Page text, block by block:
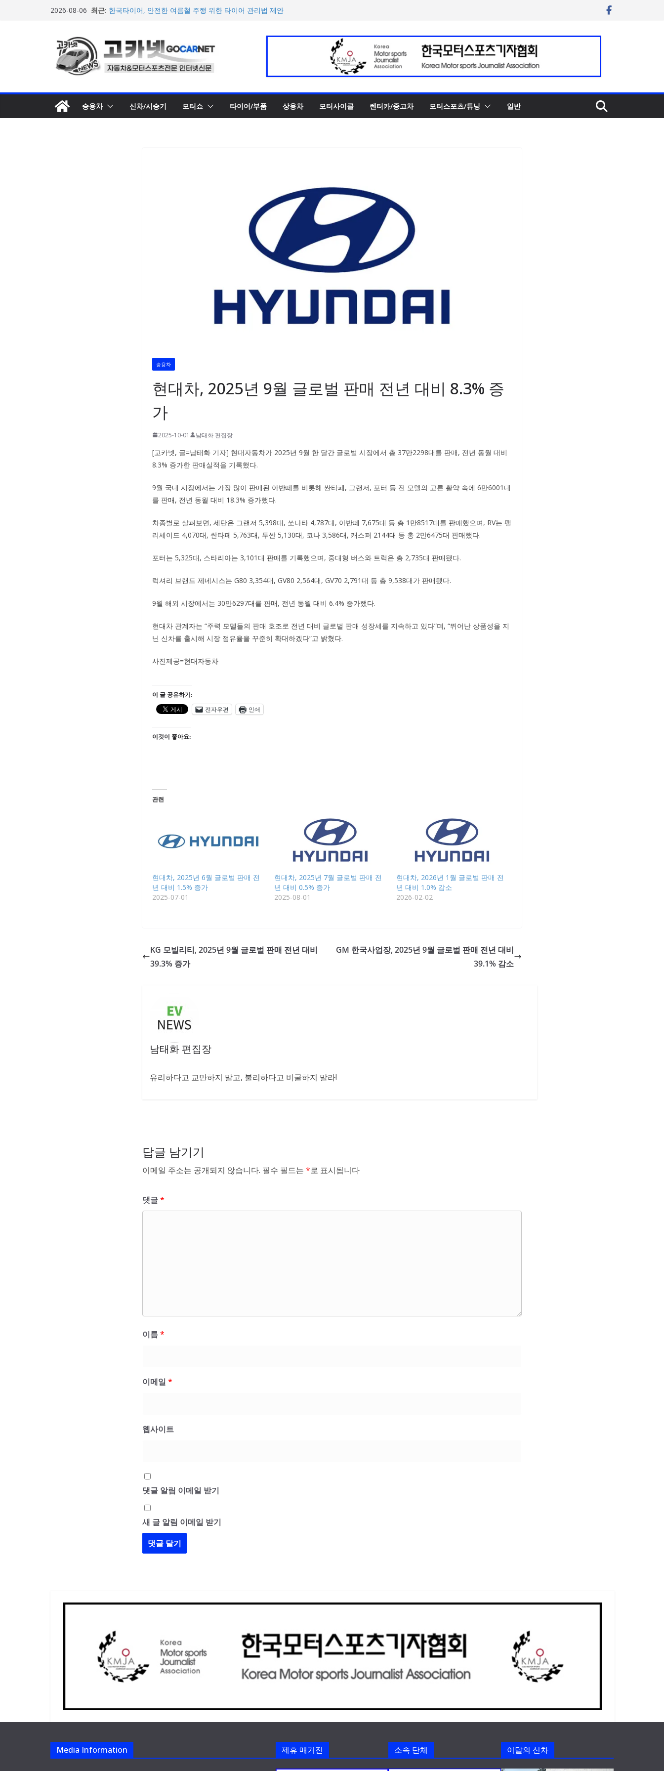
2026-08-06 최근: 한국타이어, 안전한 여름철 주행 위한 타이어 관리법 제안
혼다코리아, ‘제3회 마이 드림 모빌리티 어린이 그림 공모전’ 개최
및 공모작 접수
현대차, 8세대 완전변경 ‘디 올 뉴 아반떼’ 주요 사양 및 가격 공
개… 본격 계약 개시
2026년 7월 국내 수입 승용차 신규 등록 전년 대비 14.3% 증가
승용차 신차/시승기 모터쇼 타이어/부품 상용차 모터사이클 렌터카/중고차 모터스포츠/튜닝 일반
승용차
현대차, 2025년 9월 글로벌 판매 전년 대비 8.3% 증
가
2025-10-01 남태화 편집장
[고카넷, 글=남태화 기자] 현대자동차가 2025년 9월 한 달간 글로벌 시장에서 총 37만2298대를 판매, 전년 동월 대비
8.3% 증가한 판매실적을 기록했다.
9월 국내 시장에서는 가장 많이 판매된 아반떼를 비롯해 싼타페, 그랜저, 포터 등 전 모델의 고른 활약 속에 6만6001대
를 판매, 전년 동월 대비 18.3% 증가했다.
차종별로 살펴보면, 세단은 그랜저 5,398대, 쏘나타 4,787대, 아반떼 7,675대 등 총 1만8517대를 판매했으며, RV는 팰
리세이드 4,070대, 싼타페 5,763대, 투싼 5,130대, 코나 3,586대, 캐스퍼 2144대 등 총 2만6475대 판매했다.
포터는 5,325대, 스타리아는 3,101대 판매를 기록했으며, 중대형 버스와 트럭은 총 2,735대 판매됐다.
럭셔리 브랜드 제네시스는 G80 3,354대, GV80 2,564대, GV70 2,791대 등 총 9,538대가 판매됐다.
9월 해외 시장에서는 30만6297대를 판매, 전년 동월 대비 6.4% 증가했다.
현대차 관계자는 “주력 모델들의 판매 호조로 전년 대비 글로벌 판매 성장세를 지속하고 있다”며, “뛰어난 상품성을 지
닌 신차를 출시해 시장 점유율을 꾸준히 확대하겠다”고 밝혔다.
사진제공=현대자동차
이 글 공유하기:
전자우편
인쇄
이것이 좋아요:
관련
현대차, 2025년 6월 글로벌 판매 전
년 대비 1.5% 증가
2025-07-01
현대차, 2025년 7월 글로벌 판매 전
년 대비 0.5% 증가
2025-08-01
현대차, 2026년 1월 글로벌 판매 전
년 대비 1.0% 감소
2026-02-02
KG 모빌리티, 2025년 9월 글로벌 판매 전년 대비
39.3% 증가
GM 한국사업장, 2025년 9월 글로벌 판매 전년 대비
39.1% 감소
남태화 편집장
유리하다고 교만하지 말고, 불리하다고 비굴하지 말라!
답글 남기기
이메일 주소는 공개되지 않습니다. 필수 필드는 *로 표시됩니다
댓글*
이름*
이메일 *
웹사이트
댓글 알림 이메일 받기
새 글 알림 이메일 받기
Media Information 제휴 매거진 소속 단체 이달의 신차